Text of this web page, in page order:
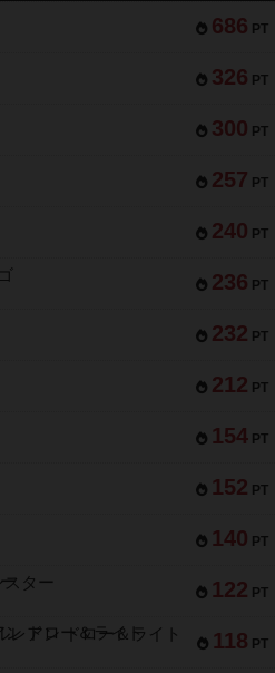
686 PT
326 PT
300 PT
257 PT
240 PT
236 PT
232 PT
212 PT
154 PT
152 PT
140 PT
122 PT
ター
118 PT
レアン ドロー＆ライト